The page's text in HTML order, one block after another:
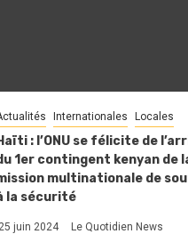
Internationales Locales
: l’ONU se félicite de
1er contingent kenyan de
multinationale de
la sécurité
juin 2024 Le Quotidien News